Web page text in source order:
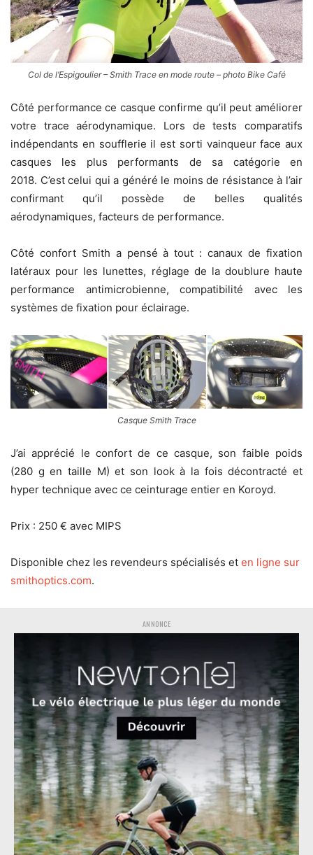
Col de l’Espigoulier – Smith Trace en mode route – photo Bike Café
Côté performance ce casque confirme qu’il peut améliorer
votre trace aérodynamique. Lors de tests comparatifs
indépendants en soufflerie il est sorti vainqueur face aux
casques les plus performants de sa catégorie en
2018. C’est celui qui a généré le moins de résistance à l’air
confirmant qu’il possède de belles qualités
aérodynamiques, facteurs de performance.
Côté confort Smith a pensé à tout : canaux de fixation
latéraux pour les lunettes, réglage de la doublure haute
performance antimicrobienne, compatibilité avec les
systèmes de fixation pour éclairage.
Casque Smith Trace
J’ai apprécié le confort de ce casque, son faible poids
(280 g en taille M) et son look à la fois décontracté et
hyper technique avec ce ceinturage entier en Koroyd.
Prix : 250 € avec MIPS
Disponible chez les revendeurs spécialisés et en ligne sur
smithoptics.com.
ANNONCE